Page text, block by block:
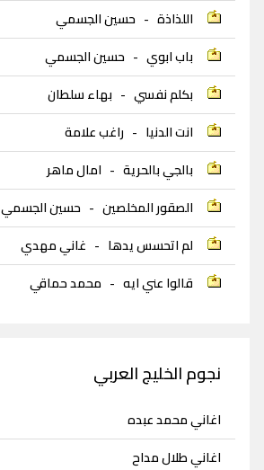
اللذاذة - حسين الجسمي
باب ابوي - حسين الجسمي
بكلم نفسي - بهاء سلطان
انت الدنيا - راغب علامة
بالجي بالحرية - امال ماهر
الصقور المخلصين - حسين الجسمي
لم اتحسس يدها - غاني مهدي
قالوا عني ايه - محمد حماقي
نجوم الخليج العربي
اغاني محمد عبده
اغاني طلال مداح